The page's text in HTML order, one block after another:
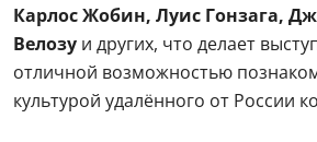
Карлос Жобин, Луис Гонзага,
Велозу и других, что делает
отличной возможностью
культурой удалённого от России